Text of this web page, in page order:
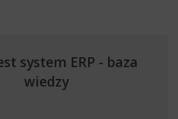
system ERP - baza
wiedzy